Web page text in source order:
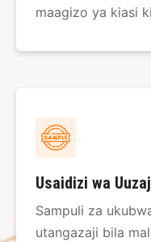
maagizo ya kiasi
Usaidizi wa
Sampuli za
utangazaji bila